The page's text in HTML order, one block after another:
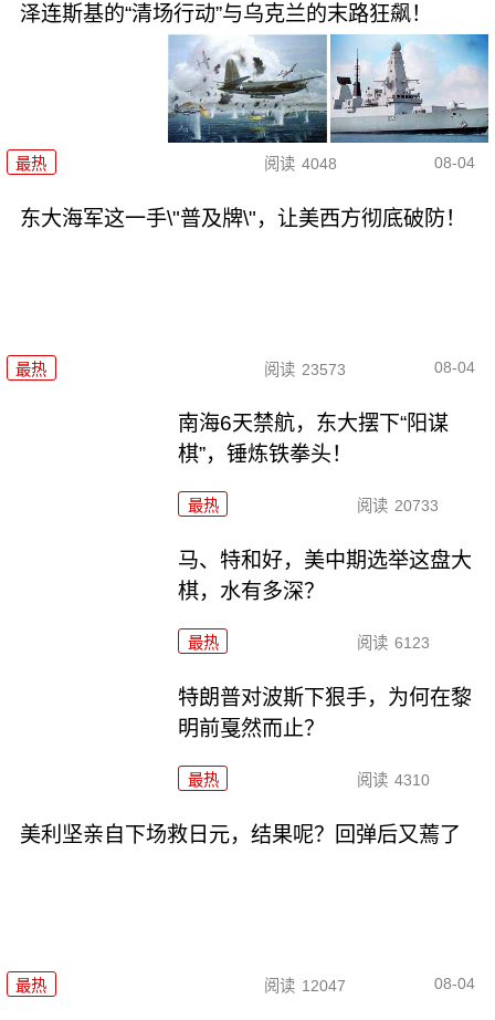
泽连斯基的“清场行动”与乌克兰的末路狂飙！
最热 阅读 4048 08-04
东大海军这一手\"普及牌\"，让美西方彻底破防！
最热 阅读 23573 08-04
南海6天禁航，东大摆下“阳谋
棋”，锤炼铁拳头！
最热 阅读 20733
马、特和好，美中期选举这盘大
棋，水有多深？
最热 阅读 6123
特朗普对波斯下狠手，为何在黎
明前戛然而止？
最热 阅读 4310
美利坚亲自下场救日元，结果呢？回弹后又蔫了
最热 阅读 12047 08-04